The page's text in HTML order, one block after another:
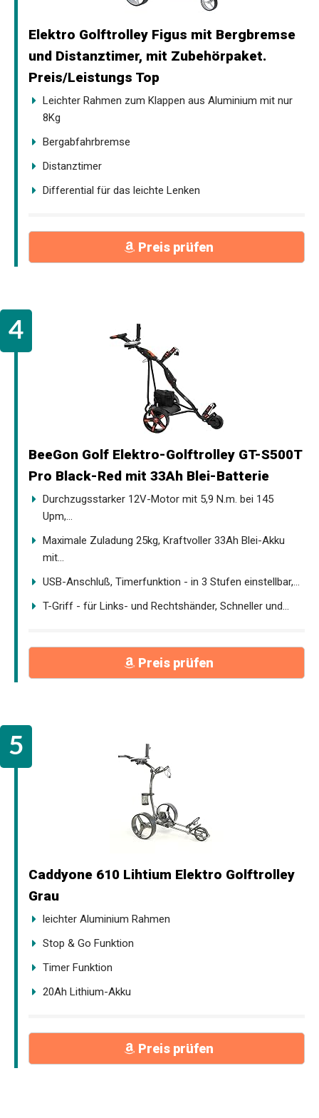
Elektro Golftrolley Figus mit Bergbremse
und Distanztimer, mit Zubehörpaket.
Preis/Leistungs Top
Leichter Rahmen zum Klappen aus Aluminium mit nur
8Kg
Bergabfahrbremse
Distanztimer
Differential für das leichte Lenken
Preis prüfen
BeeGon Golf Elektro-Golftrolley GT-S500T
Pro Black-Red mit 33Ah Blei-Batterie
Durchzugsstarker 12V-Motor mit 5,9 N.m. bei 145
Upm,...
Maximale Zuladung 25kg, Kraftvoller 33Ah Blei-Akku
mit...
USB-Anschluß, Timerfunktion - in 3 Stufen einstellbar,...
T-Griff - für Links- und Rechtshänder, Schneller und...
Preis prüfen
Caddyone 610 Lihtium Elektro Golftrolley
Grau
leichter Aluminium Rahmen
Stop & Go Funktion
Timer Funktion
20Ah Lithium-Akku
Preis prüfen